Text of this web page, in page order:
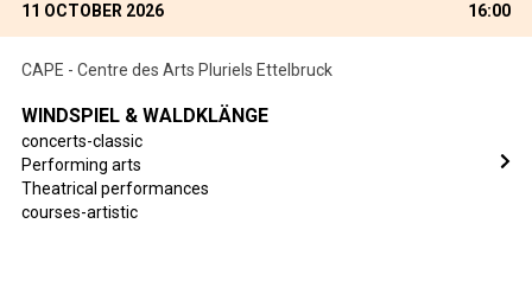
11 OCTOBER 2026 16:00
CAPE - Centre des Arts Pluriels Ettelbruck
WINDSPIEL & WALDKLÄNGE
concerts-classic
Performing arts
Theatrical performances
courses-artistic